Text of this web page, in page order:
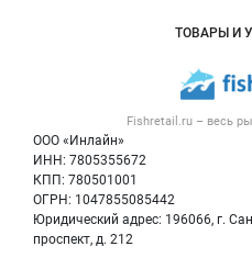
Fishretail.ru – весь
ООО «Инлайн»
ИНН: 7805355672
КПП: 780501001
ОГРН: 1047855085442
Юридический адрес: 196066, г.
проспект, д. 212
Контактная
Политика обработки
ТОВАРЫ И